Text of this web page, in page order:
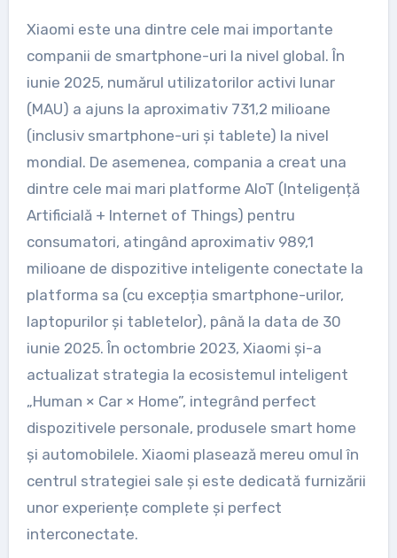
Xiaomi este una dintre cele mai importante
companii de smartphone-uri la nivel global. În
iunie 2025, numărul utilizatorilor activi lunar
(MAU) a ajuns la aproximativ 731,2 milioane
(inclusiv smartphone-uri și tablete) la nivel
mondial. De asemenea, compania a creat una
dintre cele mai mari platforme AIoT (Inteligență
Artificială + Internet of Things) pentru
consumatori, atingând aproximativ 989,1
milioane de dispozitive inteligente conectate la
platforma sa (cu excepția smartphone-urilor,
laptopurilor și tabletelor), până la data de 30
iunie 2025. În octombrie 2023, Xiaomi și-a
actualizat strategia la ecosistemul inteligent
„Human × Car × Home”, integrând perfect
dispozitivele personale, produsele smart home
și automobilele. Xiaomi plasează mereu omul în
centrul strategiei sale și este dedicată furnizării
unor experiențe complete și perfect
interconectate.